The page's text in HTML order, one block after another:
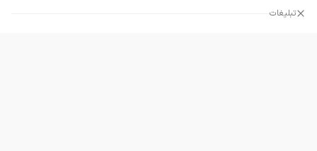
تبلیغات